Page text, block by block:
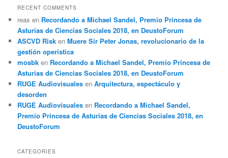
RECENT COMMENTS
reas en Recordando a Michael Sandel, Premio Princesa de
Asturias de Ciencias Sociales 2018, en DeustoForum
ASCVD Risk enMuere Sir Peter Jonas, revolucionario de la
gestión operística
mosbk en Recordando a Michael Sandel, Premio Princesa de
Asturias de Ciencias Sociales 2018, en DeustoForum
RUGE Audiovisuales enArquitectura, espectáculo y
desorden
RUGE Audiovisuales en Recordando a Michael Sandel,
Premio Princesa de Asturias de Ciencias Sociales 2018, en
DeustoForum
CATEGORIES